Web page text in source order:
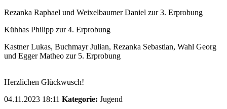
Rezanka Raphael und Weixelbaumer Daniel zur 3. Erprobung
Kühhas Philipp zur 4. Erprobung
Kastner Lukas, Buchmayr Julian, Rezanka Sebastian, Wahl Georg
und Egger Matheo zur 5. Erprobung
Herzlichen Glückwusch!
04.11.2023 18:11 Kategorie: Jugend